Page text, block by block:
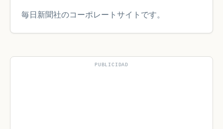
毎日新聞社のコーポレートサイトです。
PUBLICIDAD